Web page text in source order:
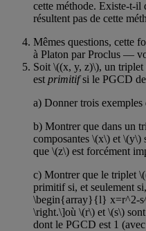
cette méthode. Existe-t-il
résultent pas de cette
Mêmes questions, cette
à Platon par Proclus —
Soit \((x, y, z)\), un
est primitifsi le PGCD de
a) Donner trois
b) Montrer que dans un
composantes \(x\) et \(y\)
que \(z\) est forcément
c) Montrer que le triplet
primitif si, et seulement
\begin{array}{l} x=r^2-
\right.\]où \(r\) et \(s\)
dont le PGCD est 1